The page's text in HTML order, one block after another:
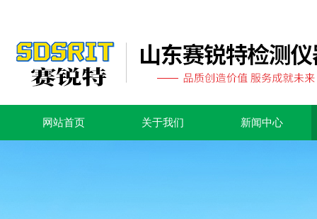
网站首页 关于我们 新闻中心